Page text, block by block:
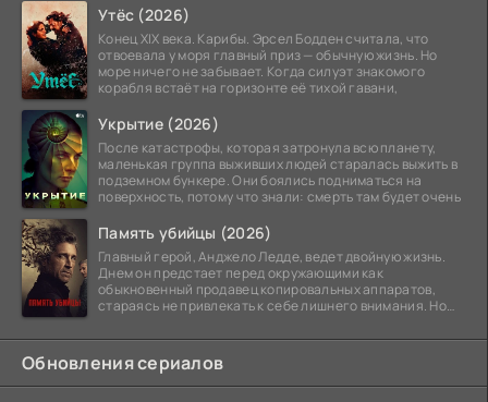
Утёс (2026)
Конец XIX века. Карибы. Эрсел Бодден считала, что
отвоевала у моря главный приз — обычную жизнь. Но
море ничего не забывает. Когда силуэт знакомого
корабля встаёт на горизонте её тихой гавани,
Укрытие (2026)
После катастрофы, которая затронула всю планету,
маленькая группа выживших людей старалась выжить в
подземном бункере. Они боялись подниматься на
поверхность, потому что знали: смерть там будет очень
Память убийцы (2026)
Главный герой, Анджело Ледде, ведет двойную жизнь.
Днем он предстает перед окружающими как
обыкновенный продавец копировальных аппаратов,
стараясь не привлекать к себе лишнего внимания. Но
Обновления сериалов